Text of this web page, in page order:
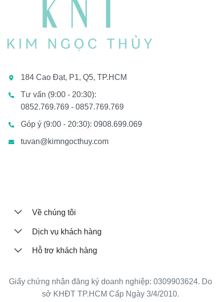
184 Cao Đạt, P1, Q5, TP.HCM
Tư vấn (9:00 - 20:30):
0852.769.769 - 0857.769.769
Góp ý (9:00 - 20:30): 0908.699.069
tuvan@kimngocthuy.com
Về chúng tôi
Dịch vụ khách hàng
Hỗ trợ khách hàng
Giấy chứng nhận đăng ký doanh nghiệp: 0309903624. Do
sở KHĐT TP.HCM Cấp Ngày 3/4/2010.